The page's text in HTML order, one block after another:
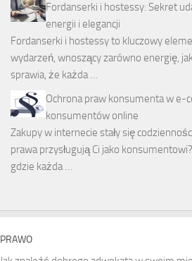
Fordanserki i hostessy: Sekret
energii i elegancji
Fordanserki i hostessy to kluczowy
wydarzeń, wnoszący zarówno energię,
sprawia, że każda …
Ochrona praw konsumenta w e-
konsumentów online
Zakupy w internecie stały się
prawa przysługują Ci jako
gdzie każda …
PRAWO